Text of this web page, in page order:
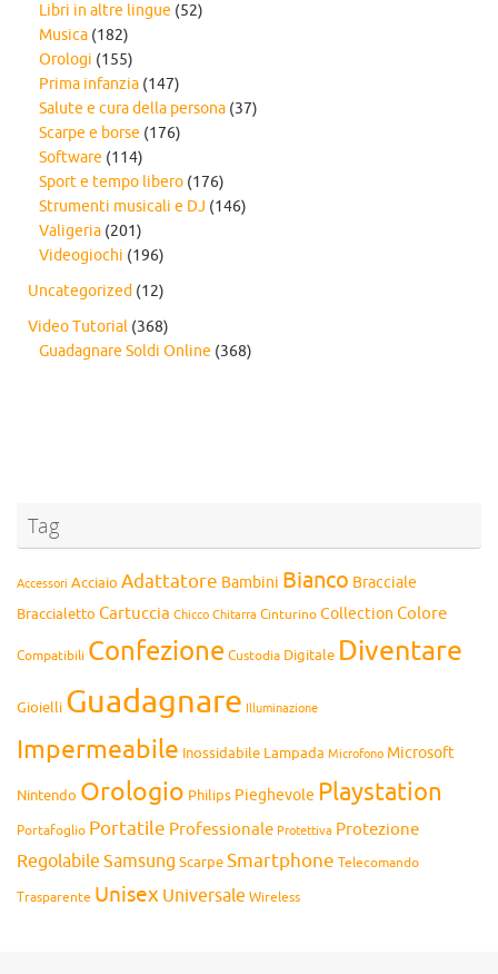
Libri in altre lingue (52)
Musica (182)
Orologi (155)
Prima infanzia (147)
Salute e cura della persona (37)
Scarpe e borse (176)
Software (114)
Sport e tempo libero (176)
Strumenti musicali e DJ (146)
Valigeria (201)
Videogiochi (196)
Uncategorized (12)
Video Tutorial (368)
Guadagnare Soldi Online (368)
Tag
Accessori Acciaio Adattatore Bambini Bianco Bracciale
Braccialetto Cartuccia Chicco Chitarra Cinturino Collection Colore
Compatibili Confezione Custodia Digitale Diventare
Gioielli Guadagnare Illuminazione
Impermeabile Inossidabile Lampada Microfono Microsoft
Nintendo Orologio Philips Pieghevole Playstation
Portafoglio Portatile Professionale Protettiva Protezione
Regolabile Samsung ScarpeSmartphone Telecomando
Trasparente Unisex Universale Wireless